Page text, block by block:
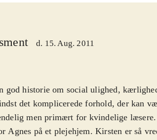
d. 15. Aug. 2011
god historie om social ulighed,
det komplicerede forhold, der kan
men primært for kvindelige læsere.
Agnes på et plejehjem. Kirsten er så